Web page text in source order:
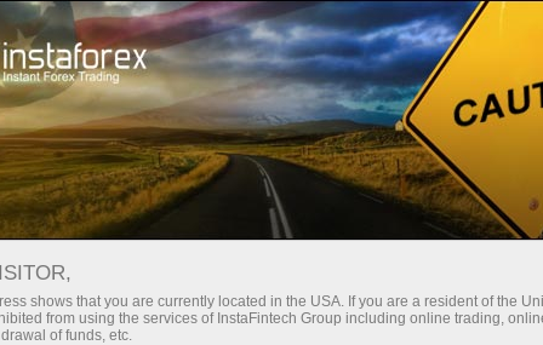
Para Inversionistas Sistema ForexCopy Monitoreo
FOREXCOPY MONITORING
FROM INSTAFOREX
shows that you are currently located in the USA. If you are a resident of the
from using the services of InstaFintech Group including online trading,
of funds, etc.